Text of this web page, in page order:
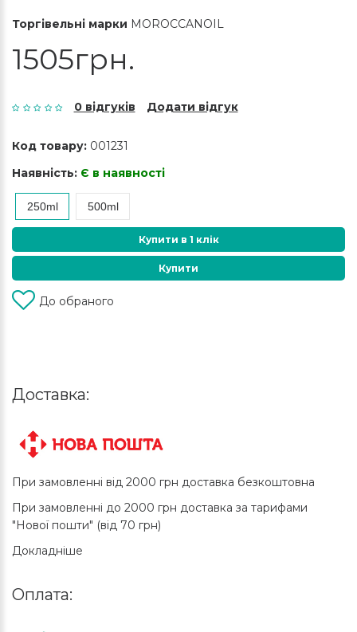
Торгівельні марки MOROCCANOIL
1505грн.
0 відгуків Додати відгук
Код товару: 001231
Наявність: Є в наявності
250ml 500ml
Купити в 1 клік
Купити
До обраного
Доставка:
При замовленні від 2000 грн доставка безкоштовна
При замовленні до 2000 грн доставка за тарифами
"Нової пошти" (від 70 грн)
Докладніше
Оплата: